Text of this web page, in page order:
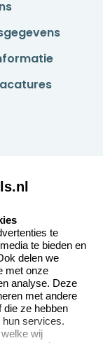
opnemen
vragen
te
te bieden en
delen we
met onze
analyse. Deze
met andere
die ze hebben
services.
wij